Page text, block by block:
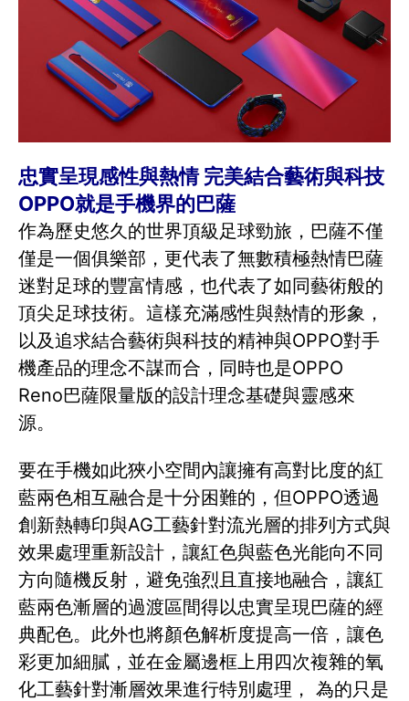
忠實呈現感性與熱情 完美結合藝術與科技
OPPO就是手機界的巴薩
作為歷史悠久的世界頂級足球勁旅，巴薩不僅
僅是一個俱樂部，更代表了無數積極熱情巴薩
迷對足球的豐富情感，也代表了如同藝術般的
頂尖足球技術。這樣充滿感性與熱情的形象，
以及追求結合藝術與科技的精神與OPPO對手
機產品的理念不謀而合，同時也是OPPO
Reno巴薩限量版的設計理念基礎與靈感來
源。
要在手機如此狹小空間內讓擁有高對比度的紅
藍兩色相互融合是十分困難的，但OPPO透過
創新熱轉印與AG工藝針對流光層的排列方式與
效果處理重新設計，讓紅色與藍色光能向不同
方向隨機反射，避免強烈且直接地融合，讓紅
藍兩色漸層的過渡區間得以忠實呈現巴薩的經
典配色。此外也將顏色解析度提高一倍，讓色
彩更加細膩，並在金屬邊框上用四次複雜的氧
化工藝針對漸層效果進行特別處理， 為的只是